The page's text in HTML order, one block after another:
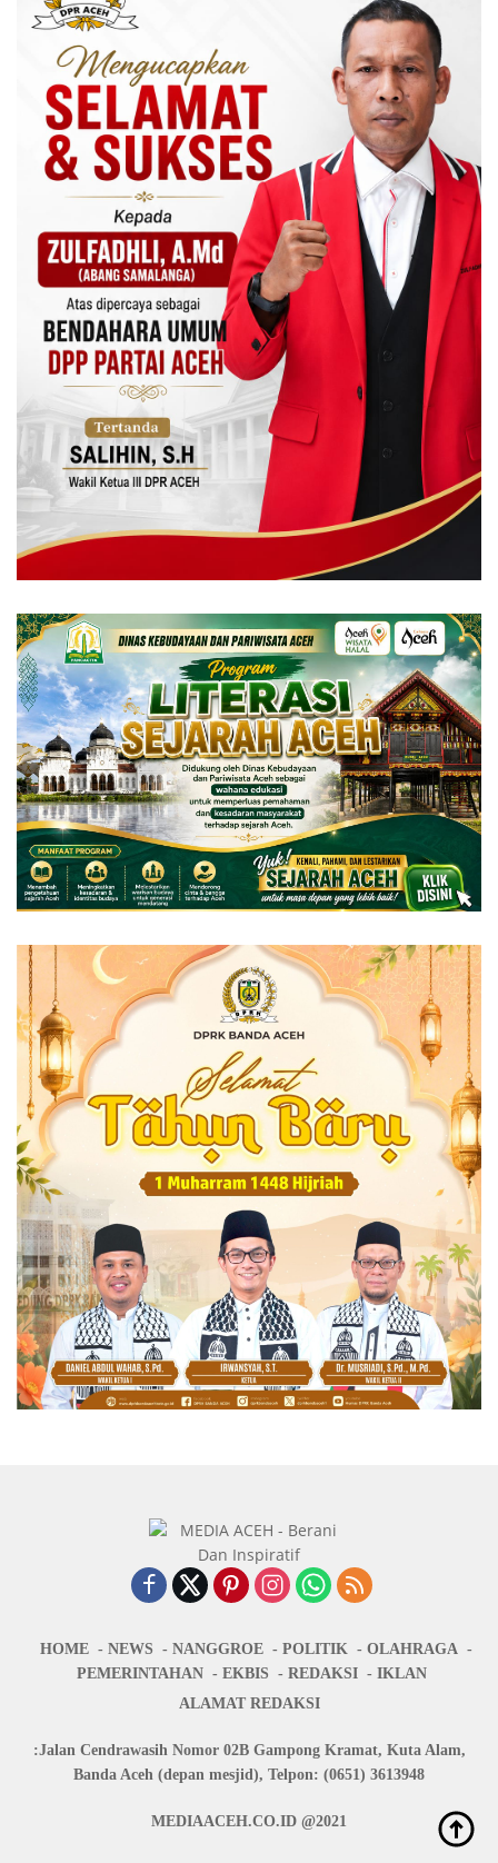
HOME NEWS NANGGROE POLITIK
OLAHRAGA
PEMERINTAHAN
EKBIS REDAKSI
IKLAN
ALAMAT REDAKSI
:Jalan Cendrawasih Nomor 02B Gampong Kramat, Kuta Alam,
Banda Aceh (depan mesjid), Telpon: (0651) 3613948
MEDIAACEH.CO.ID @2021